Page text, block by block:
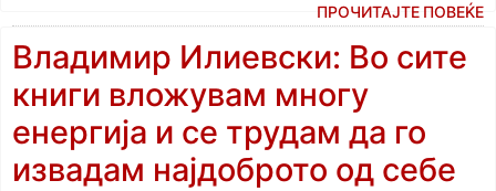
ПРОЧИТАЈТЕ ПОВЕЌЕ
Владимир Илиевски: Во сите
книги вложувам многу
енергија и се трудам да го
извадам најдоброто од себе